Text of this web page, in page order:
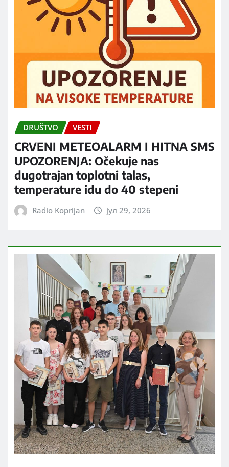
DRUŠTVO VESTI
CRVENI METEOALARM I HITNA SMS
UPOZORENJA: Očekuje nas
dugotrajan toplotni talas,
temperature idu do 40 stepeni
Radio Koprijan јул 29, 2026